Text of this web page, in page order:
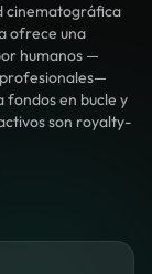
cinematográfica
ofrece una
humanos —
fondos en bucle y
son royalty-